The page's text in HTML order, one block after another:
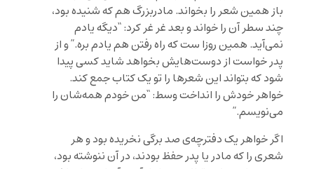
باز همین شعر را بخواند. مادربزرگ هم که شنیده بود،
چند سطر آن را خواند و بعد غر غر کرد: “دیگه یادم
نمی‌آید. همین روزا ست که راه رفتن هم یادم بره.” و از
پدر خواست از دوست‌هایش بخواهد شاید کسی پیدا
شود که بتواند این شعرها را تو یک کتاب جمع کند.
خواهر خودش را انداخت وسط: “من خودم همه‌شان را
می‌نویسم.”
اگر خواهر یک دفترچه‌ی صد برگی نخریده بود و هر
شعری را که مادر یا پدر حفظ بودند، در آن ننوشته بود،